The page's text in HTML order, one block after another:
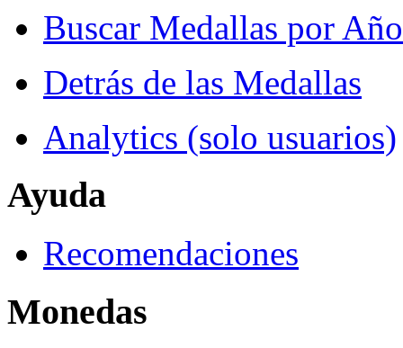
Buscar Medallas por Año
Detrás de las Medallas
Analytics (solo usuarios)
Ayuda
Recomendaciones
Monedas